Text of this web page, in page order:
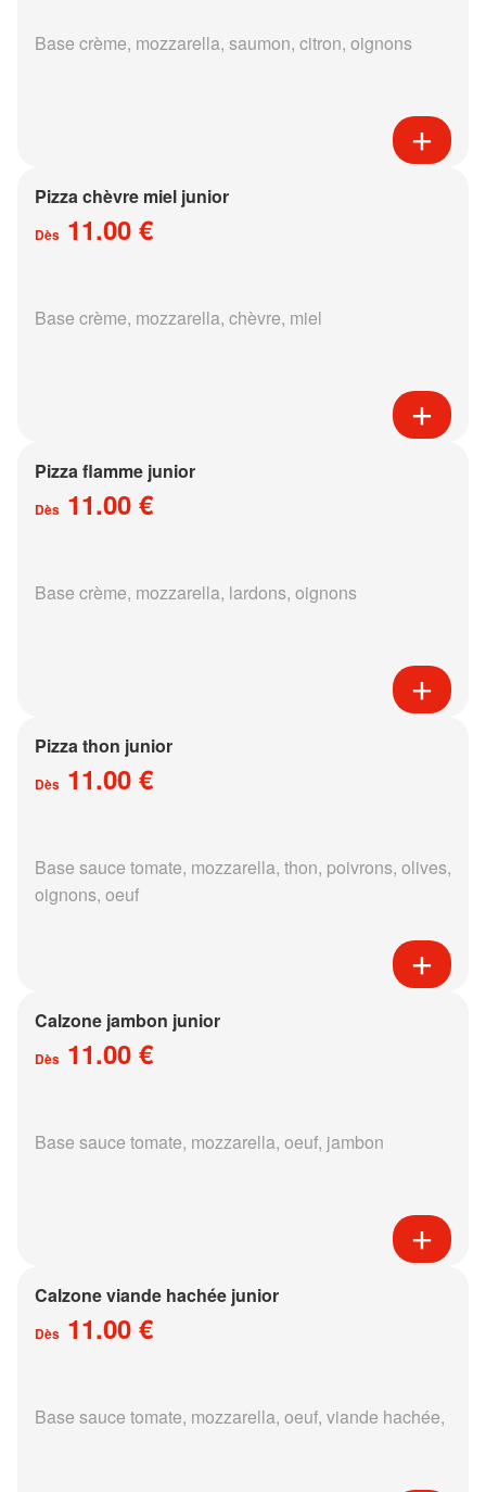
Base crème, mozzarella, saumon, citron, oignons
Pizza chèvre miel junior
Dès 11.00 €
Base crème, mozzarella, chèvre, miel
Pizza flamme junior
Dès 11.00 €
Base crème, mozzarella, lardons, oignons
Pizza thon junior
Dès 11.00 €
Base sauce tomate, mozzarella, thon, poivrons, olives,
oignons, oeuf
Calzone jambon junior
Dès 11.00 €
Base sauce tomate, mozzarella, oeuf, jambon
Calzone viande hachée junior
Dès 11.00 €
Base sauce tomate, mozzarella, oeuf, viande hachée,